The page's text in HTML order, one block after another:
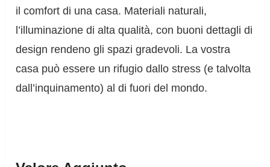
il comfort di una casa. Materiali naturali,
l’illuminazione di alta qualità, con buoni dettagli di
design rendeno gli spazi gradevoli. La vostra
casa può essere un rifugio dallo stress (e talvolta
dall’inquinamento) al di fuori del mondo.